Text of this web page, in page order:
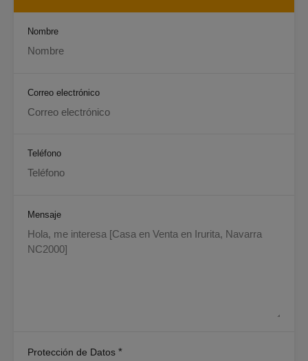
Nombre
Correo electrónico
Teléfono
Mensaje
Protección de Datos *